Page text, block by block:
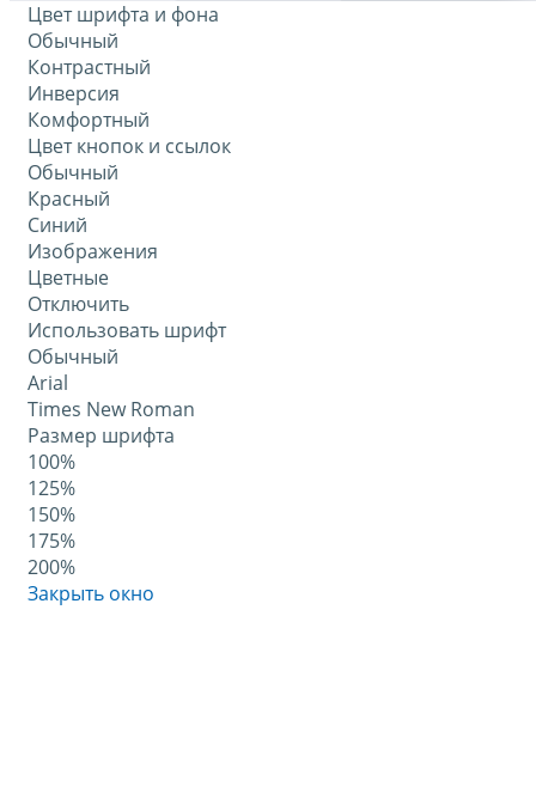
Цвет шрифта и фона
Обычный
Контрастный
Инверсия
Комфортный
Цвет кнопок и ссылок
Обычный
Красный
Синий
Изображения
Цветные
Отключить
Использовать шрифт
Обычный
Arial
Times New Roman
Размер шрифта
100%
125%
150%
175%
200%
Закрыть окно